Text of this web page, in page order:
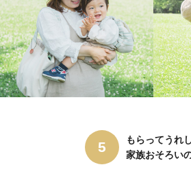
もらってうれ
家族おそろい